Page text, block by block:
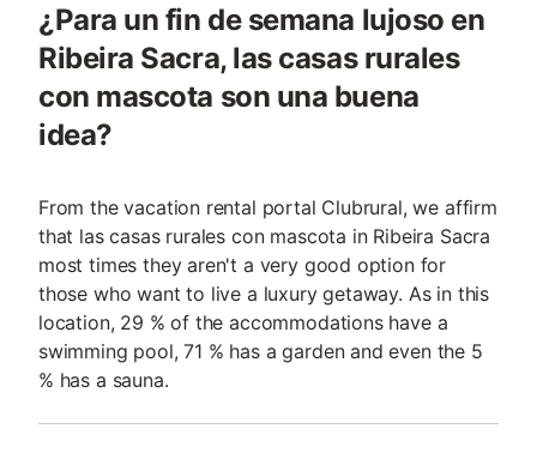
¿Para un fin de semana lujoso en
Ribeira Sacra, las casas rurales
con mascota son una buena
idea?
From the vacation rental portal Clubrural, we affirm
that las casas rurales con mascota in Ribeira Sacra
most times they aren't a very good option for
those who want to live a luxury getaway. As in this
location, 29 % of the accommodations have a
swimming pool, 71 % has a garden and even the 5
% has a sauna.